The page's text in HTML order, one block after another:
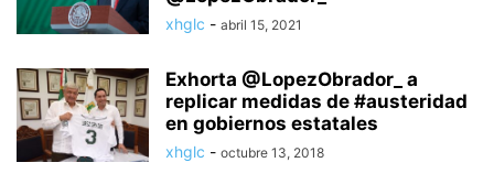
xhglc - abril 15, 2021
Exhorta @LopezObrador_ a
replicar medidas de #austeridad
en gobiernos estatales
xhglc - octubre 13, 2018